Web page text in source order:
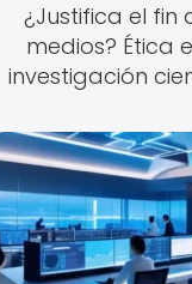
¿Justifica el fin
medios? Ética
investigación